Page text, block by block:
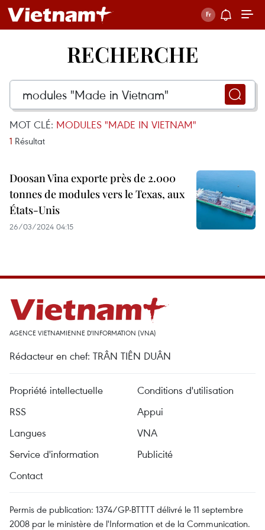
RECHERCHE
MOT CLÉ: MODULES "MADE IN VIETNAM"
1 Résultat
Doosan Vina exporte près de 2.000
tonnes de modules vers le Texas, aux
États-Unis
26/03/2024 04:15
AGENCE VIETNAMIENNE D'INFORMATION (VNA)
Rédacteur en chef: TRÂN TIÊN DUÂN
Propriété intellectuelle
Conditions d'utilisation
RSS
Appui
Langues
VNA
Service d'information
Publicité
Contact
Permis de publication: 1374/GP-BTTTT délivré le 11 septembre
2008 par le ministère de l'Information et de la Communication.